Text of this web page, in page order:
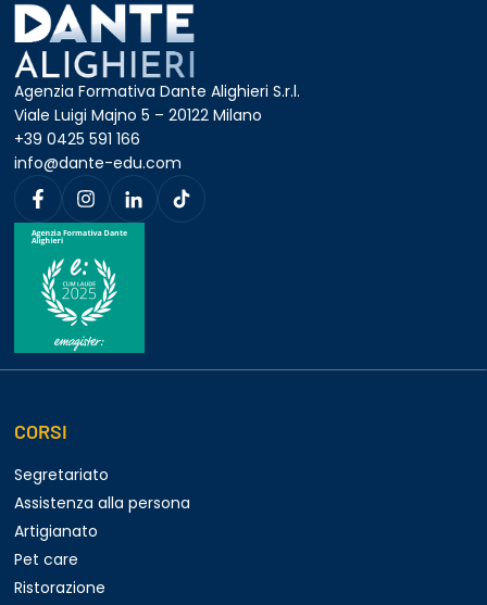
Agenzia Formativa Dante Alighieri S.r.l.
Viale Luigi Majno 5 – 20122 Milano
+39 0425 591 166
info@dante-edu.com
CORSI
Segretariato
Assistenza alla persona
Artigianato
Pet care
Ristorazione